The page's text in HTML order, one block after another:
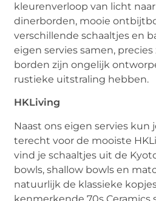
kleurenverloop van licht
dinerborden, mooie
verschillende schaaltjes en
eigen servies samen, precies
borden zijn ongelijk
rustieke uitstraling hebben.
HKLiving
Naast ons eigen servies kun
terecht voor de mooiste
vind je schaaltjes uit de
bowls, shallow bowls en
natuurlijk de klassieke